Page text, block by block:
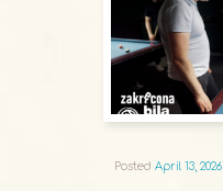
Posted April 13, 2026